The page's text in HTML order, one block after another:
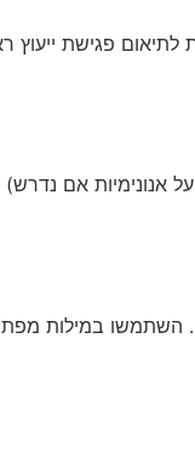
לתיאום פגישת
אנונימיות אם
במילות